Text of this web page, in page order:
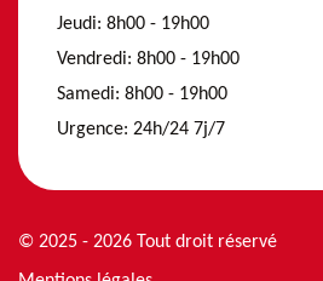
Jeudi: 8h00 - 19h00
Vendredi: 8h00 - 19h00
Samedi: 8h00 - 19h00
Urgence: 24h/24 7j/7
© 2025 - 2026 Tout droit réservé